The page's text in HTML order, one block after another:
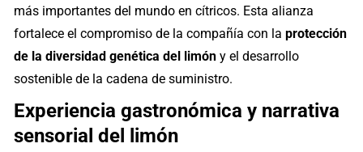
más importantes del mundo en cítricos. Esta alianza
fortalece el compromiso de la compañía con laprotección
de la diversidad genética del limón y el desarrollo
sostenible de la cadena de suministro.
Experiencia gastronómica y narrativa
sensorial del limón